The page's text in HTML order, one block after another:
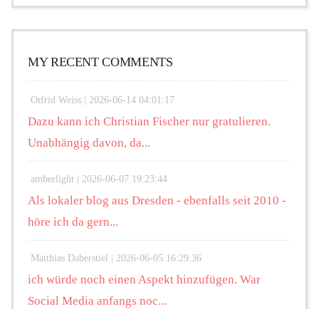
MY RECENT COMMENTS
Otfrid Weiss | 2026-06-14 04:01:17
Dazu kann ich Christian Fischer nur gratulieren.
Unabhängig davon, da...
amberlight | 2026-06-07 19:23:44
Als lokaler blog aus Dresden - ebenfalls seit 2010 -
höre ich da gern...
Matthias Daberstiel | 2026-06-05 16:29:36
ich würde noch einen Aspekt hinzufügen. War
Social Media anfangs noc...